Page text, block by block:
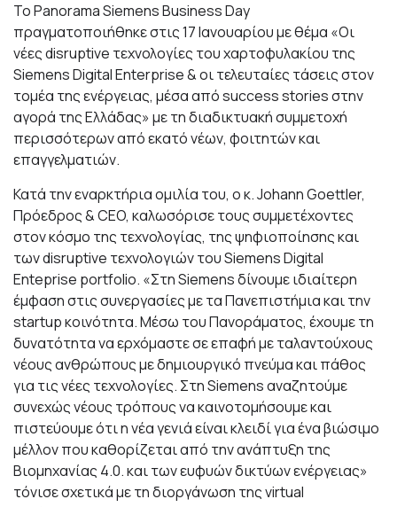
Το Panorama Siemens Business Day
πραγματοποιήθηκε στις 17 Ιανουαρίου με θέμα «Οι
νέες disruptive τεχνολογίες του χαρτοφυλακίου της
Siemens Digital Enterprise & οι τελευταίες τάσεις στον
τομέα της ενέργειας, μέσα από success stories στην
αγορά της Ελλάδας» με τη διαδικτυακή συμμετοχή
περισσότερων από εκατό νέων, φοιτητών και
επαγγελματιών.
Κατά την εναρκτήρια ομιλία του, ο κ.Johann Goettler,
Πρόεδρος & CEO, καλωσόρισε τους συμμετέχοντες
στον κόσμο της τεχνολογίας, της ψηφιοποίησης και
των disruptive τεχνολογιών τoυ Siemens Digital
Enteprise portfolio. «Στη Siemens δίνουμε ιδιαίτερη
έμφαση στις συνεργασίες με τα Πανεπιστήμια και την
startup κοινότητα. Μέσω του Πανοράματος, έχουμε τη
δυνατότητα να ερχόμαστε σε επαφή με ταλαντούχους
νέους ανθρώπους με δημιουργικό πνεύμα και πάθος
για τις νέες τεχνολογίες. Στη Siemens αναζητούμε
συνεχώς νέους τρόπους να καινοτομήσουμε και
πιστεύουμε ότι η νέα γενιά είναι κλειδί για ένα βιώσιμο
μέλλον που καθορίζεται από την ανάπτυξη της
Βιομηχανίας 4.0. και των ευφυών δικτύων ενέργειας»
τόνισε σχετικά με τη διοργάνωση της virtual